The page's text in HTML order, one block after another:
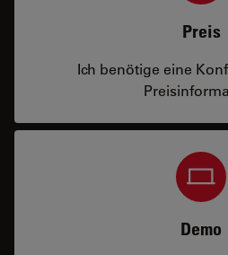
Preis
Ich benötige eine
Demo